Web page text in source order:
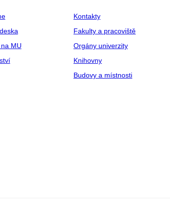
MU
Kontakty
Fakulty a pracoviště
Orgány univerzity
Knihovny
Budovy a místnosti